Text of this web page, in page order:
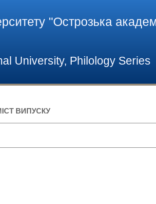
"Острозька
University, Philology Series
ВИПУСКУ